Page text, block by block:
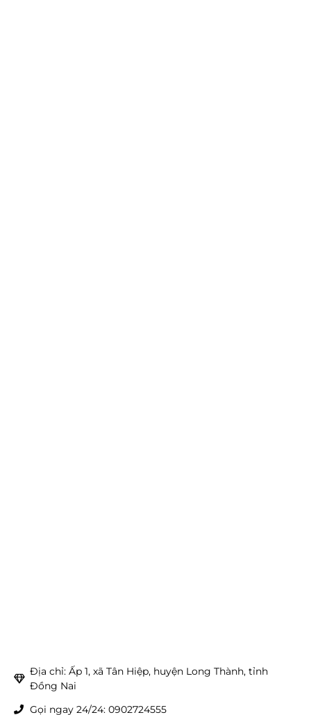
Địa chỉ: Ấp 1, xã Tân Hiệp, huyện Long Thành, tỉnh
Đồng Nai
Gọi ngay 24/24: 0902724555